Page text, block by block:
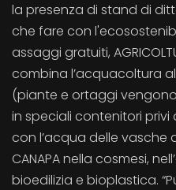
la presenza di stand di
che fare con
assaggi gratuiti,
combina l’acquacoltura
(piante e ortaggi
in speciali contenitori privi
con l’acqua delle vasche
CANAPA nella cosmesi,
bioedilizia e bioplastica.